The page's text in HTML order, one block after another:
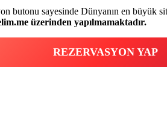
butonu sayesinde Dünyanın en büyük
üzerinden yapılmamaktadır.
REZERVASYON YAP